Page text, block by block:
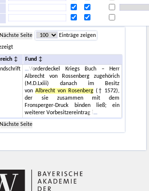
Nächste Seite
Einträge zeigen
Fund
Vorderdeckel Kriegs Buch – Herr
Albrecht von Rossenberg zugehörich
(M.D.Lxiii) danach im Besitz
vonAlbrecht von Rosenberg(† 1572),
der sie zusammen mit dem
Fronsperger-Druck binden ließ; ein
weiterer Vorbesitzereintrag i
Nächste Seite